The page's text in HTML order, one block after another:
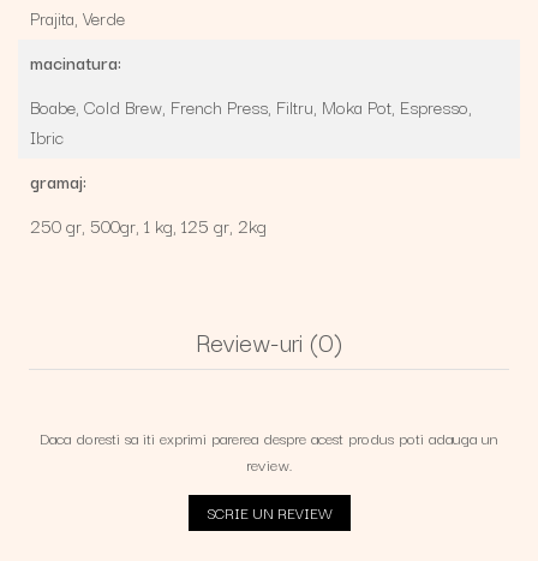
Prajita, Verde
macinatura:
Boabe, Cold Brew, French Press, Filtru, Moka Pot, Espresso,
Ibric
gramaj:
250 gr, 500gr, 1 kg, 125 gr, 2kg
Review-uri (0)
Daca doresti sa iti exprimi parerea despre acest produs poti adauga un
review.
SCRIE UN REVIEW